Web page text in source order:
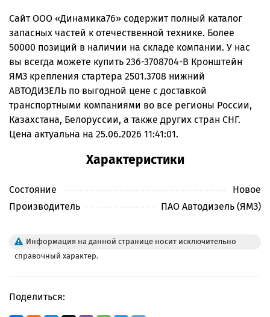
Сайт ООО «Динамика76» содержит полный каталог
запасных частей к отечественной технике. Более
50000 позиций в наличии на складе компании. У нас
вы всегда можете купить 236-3708704-В Кронштейн
ЯМЗ крепления стартера 2501.3708 нижний
АВТОДИЗЕЛЬ по выгодной цене с доставкой
транспортными компаниями во все регионы России,
Казахстана, Белоруссии, а также других стран СНГ.
Цена актуальна на 25.06.2026 11:41:01.
Характеристики
Состояние
Новое
Производитель
ПАО Автодизель (ЯМЗ)
Информация на данной странице носит исключительно
справочный характер.
Поделиться: